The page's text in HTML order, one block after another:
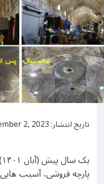
تاریخ انتشار: December 2, 2023
پارچه فروشی، آسیب هایی